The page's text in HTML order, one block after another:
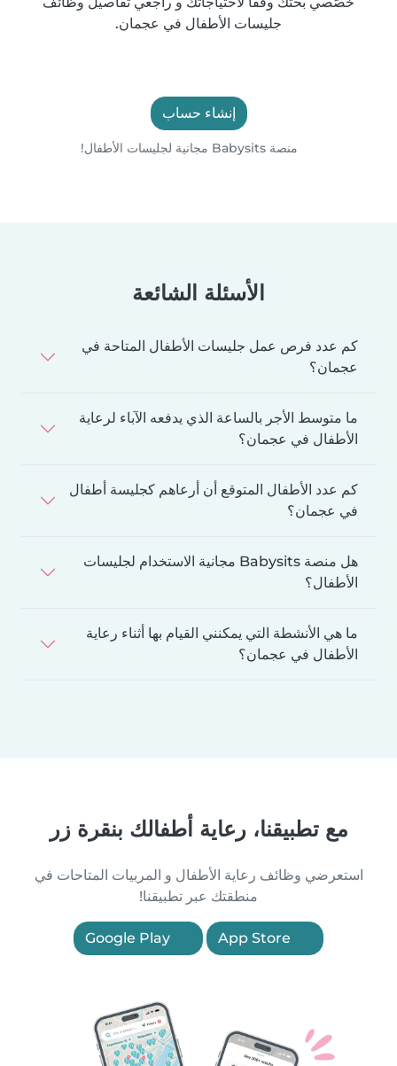
جليسات الأطفال في عجمان.
إنشاء حساب
منصة Babysits مجانية لجليسات الأطفال!
الأسئلة الشائعة
كم عدد فرص عمل جليسات الأطفال المتاحة في
عجمان؟
ما متوسط الأجر بالساعة الذي يدفعه الآباء لرعاية
الأطفال في عجمان؟
كم عدد الأطفال المتوقع أن أرعاهم كجليسة أطفال
في عجمان؟
هل منصة Babysits مجانية الاستخدام لجليسات
الأطفال؟
ما هي الأنشطة التي يمكنني القيام بها أثناء رعاية
الأطفال في عجمان؟
مع تطبيقنا، رعاية أطفالك بنقرة زر
استعرضي وظائف رعاية الأطفال و المربيات المتاحات في
منطقتك عبر تطبيقنا!